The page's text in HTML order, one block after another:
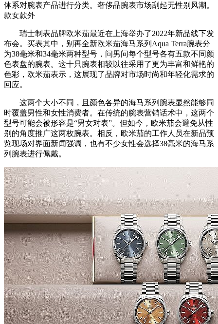
体系对腕表产品进行分类。奢侈品腕表市场刮起无性别风潮。
款女款外
瑞士制表品牌欧米茄最近在上海举办了2022年新品线下发
布会。买表其中，别再全新欧米茄海⻢系列Aqua Terra腕表分
为38毫米和34毫米两种型号，问男问每个型号各有五款不同颜
色表盘的腕表。这十只腕表相较以往采用了更为丰富和鲜艳的
色彩，欧米茄表示，这展现了品牌对市场时尚和年轻化需求的
回应。
这两个大小不同，且颜色各异的海马系列腕表显然能够同
时覆盖男性和女性消费者。在传统的腕表营销话术中，这两个
型号可能会被形容是“男女对表”。但如今，欧米茄会避免从性
别的角度推广这两枚腕表。相反，欧米茄的工作人员在新品预
览现场对界面新闻强调，也有不少女性会选择38毫米的海马系
列腕表进行佩戴。